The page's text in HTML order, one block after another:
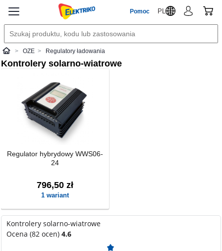
Pomoc PL
ElektrikoOZE Regulatory ładowania
Kontrolery solarno-wiatrowe
Regulator hybrydowy WWS06-
24
796,50 zł
1 wariant
Kontrolery solarno-wiatrowe
Ocena (82 ocen)4.6